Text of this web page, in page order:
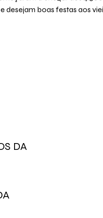
desejam boas festas aos
DA